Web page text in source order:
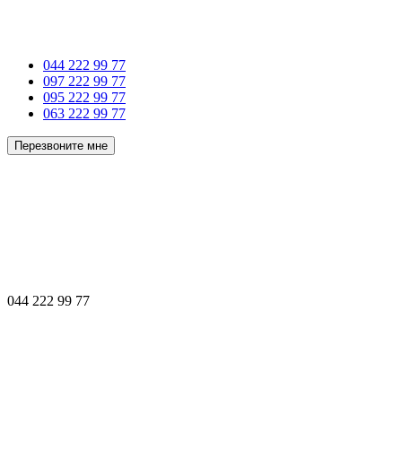
044 222 99 77
097 222 99 77
095 222 99 77
063 222 99 77
Перезвоните мне
044 222 99 77